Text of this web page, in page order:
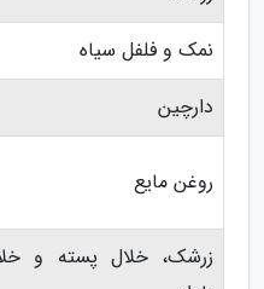
نمک و فلفل سیاه
دارچین
روغن مایع
زرشک، خلال پسته و